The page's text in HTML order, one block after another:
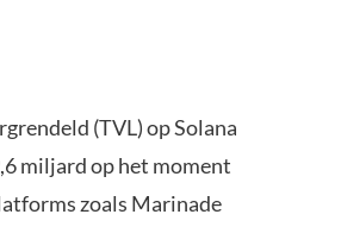
(TVL) op Solana
miljard op het moment
zoals Marinade